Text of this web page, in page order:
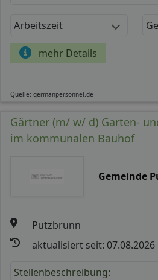
Arbeitszeit
mehr Details
Quelle: germanpersonnel.de
Gärtner (m/ w/ d) Garten-
im kommunalen Bauhof
Gemeinde
Putzbrunn
aktualisiert seit: 07.08.2026
Stellenbeschreibung: